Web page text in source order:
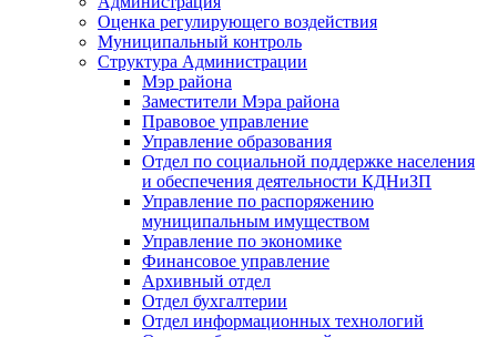
Оценка регулирующего воздействия
Муниципальный контроль
Структура Администрации
Мэр района
Заместители Мэра района
Правовое управление
Управление образования
Отдел по социальной поддержке населения
и обеспечения деятельности КДНиЗП
Управление по распоряжению
муниципальным имуществом
Управление по экономике
Финансовое управление
Архивный отдел
Отдел бухгалтерии
Отдел информационных технологий